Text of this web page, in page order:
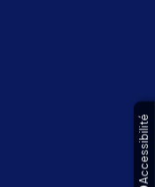
Accessibilité